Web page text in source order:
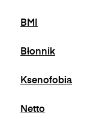
BMI
Błonnik
Ksenofobia
Netto